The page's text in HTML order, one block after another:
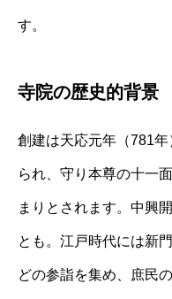
す。
寺院の歴史的背景
創建は天応元年（781
られ、守り本尊の十一
まりとされます。中興
とも。江戸時代には新
どの参詣を集め、庶民